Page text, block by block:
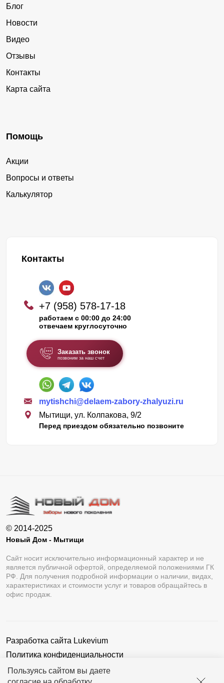
Пользуясь сайтом вы даете
Блог
Новости
Видео
Отзывы
Контакты
Карта сайта
Помощь
Акции
Вопросы и ответы
Калькулятор
Контакты
+7 (958) 578-17-18
работаем с 00:00 до 24:00
отвечаем круглосуточно
Заказать звонок
позвоним за наш счет
mytishchi@delaem-zabory-zhalyuzi.ru
Мытищи, ул. Колпакова, 9/2
Перед приездом обязательно позвоните
© 2014-2025
Новый Дом - Мытищи
Сайт носит исключительно информационный характер и не
является публичной офертой, определяемой положениями ГК
РФ. Для получения подробной информации о наличии, видах,
характеристиках и стоимости услуг и товаров обращайтесь в
офис продаж.
Разработка сайта Lukevium
Политика конфиденциальности
Пользовательское соглашение